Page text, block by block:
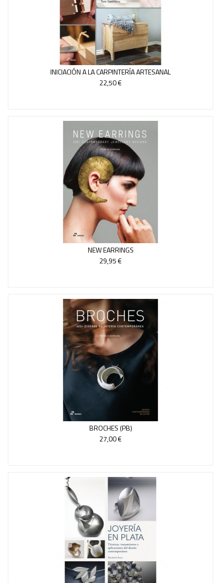
INICIACIÓN A LA CARPINTERÍA ARTESANAL
22,50 €
NEW EARRINGS
29,95 €
BROCHES (PB)
27,00 €